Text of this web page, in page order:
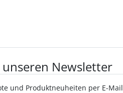
Newsletter
und Produktneuheiten per E-Mail